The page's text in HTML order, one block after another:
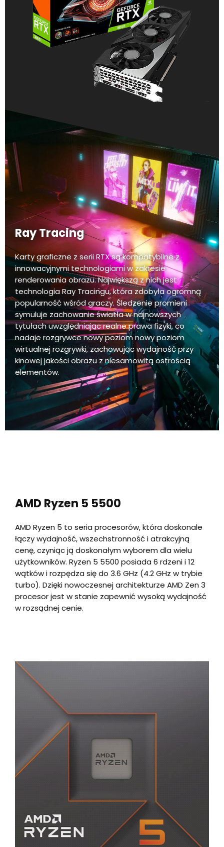
Ray Tracing
Karty graficzne z serii RTX są kompatybilne z
innowacyjnymi technologiami w zakresie
renderowania obrazu. Największą z nich jest
technologia Ray Tracingu, która zdobyła ogromną
popularność wśród graczy. Śledzenie promieni
symuluje zachowanie światła w najnowszych
tytułach uwzględniając realne prawa fizyki, co
nadaje rozgrywce nowy poziom nowy poziom
wirtualnej rozgrywki, zachowując wydajność przy
kinowej jakości obrazu z niesamowitą ostrością
elementów.
AMD Ryzen 5 5500
AMD Ryzen 5 to seria procesorów, która doskonale
łączy wydajność, wszechstronność i atrakcyjną
cenę, czyniąc ją doskonałym wyborem dla wielu
użytkowników. Ryzen 5 5500 posiada 6 rdzeni i 12
wątków i rozpędza się do 3.6 GHz (4.2 GHz w trybie
turbo). Dzięki nowoczesnej architekturze AMD Zen 3
procesor jest w stanie zapewnić wysoką wydajność
w rozsądnej cenie.